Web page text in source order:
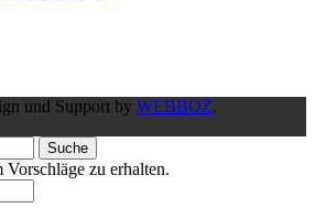
und Support by WEBBOZ.
Suche
Vorschläge zu erhalten.